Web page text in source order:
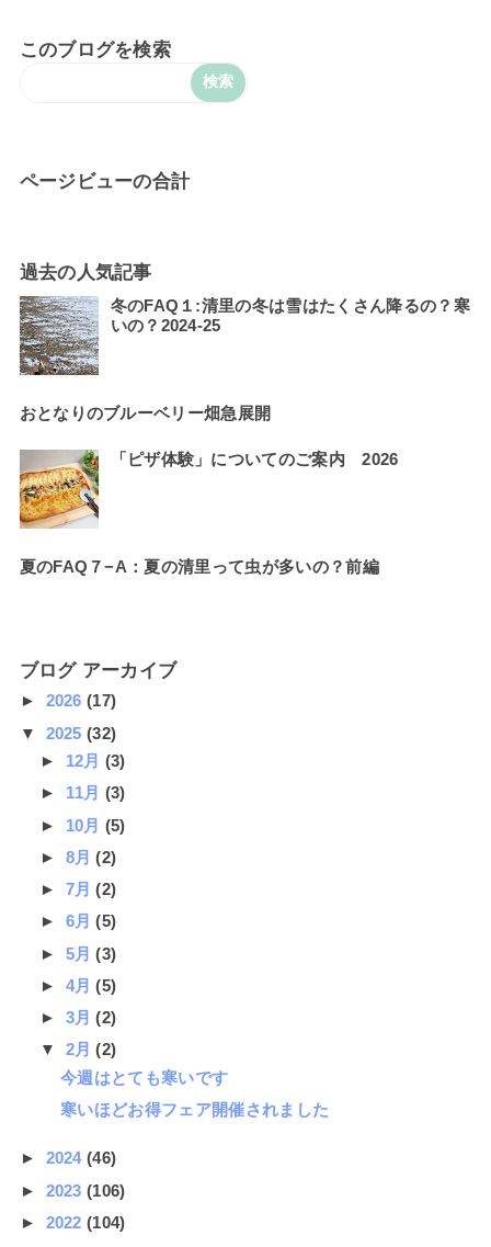
このブログを検索
ページビューの合計
過去の人気記事
冬のFAQ１:清里の冬は雪はたくさん降るの？寒
いの？2024-25
おとなりのブルーベリー畑急展開
「ピザ体験」についてのご案内 2026
夏のFAQ７−A：夏の清里って虫が多いの？前編
ブログ アーカイブ
► 2026(17)
▼ 2025(32)
► 12月 (3)
► 11月 (3)
► 10月 (5)
► 8月(2)
► 7月(2)
► 6月(5)
► 5月(3)
► 4月(5)
► 3月(2)
▼ 2月(2)
今週はとても寒いです
寒いほどお得フェア開催されました
► 2024(46)
► 2023(106)
► 2022(104)